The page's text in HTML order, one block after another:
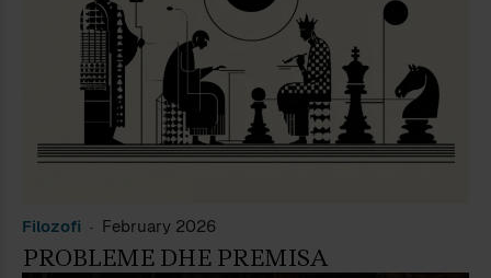
Filozofi February 2026
PROBLEME DHE PREMISA